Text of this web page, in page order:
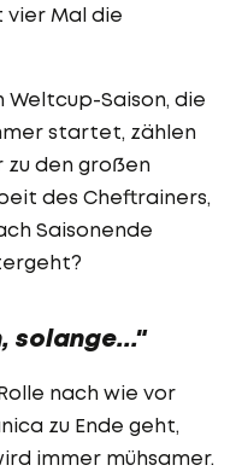
vier Mal die
Saison, die
startet, zählen
den großen
des Cheftrainers,
Saisonende
solange..."
nach wie vor
zu Ende geht,
immer mühsamer.